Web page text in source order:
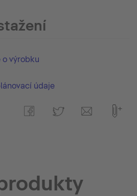
o výrobku
údaje